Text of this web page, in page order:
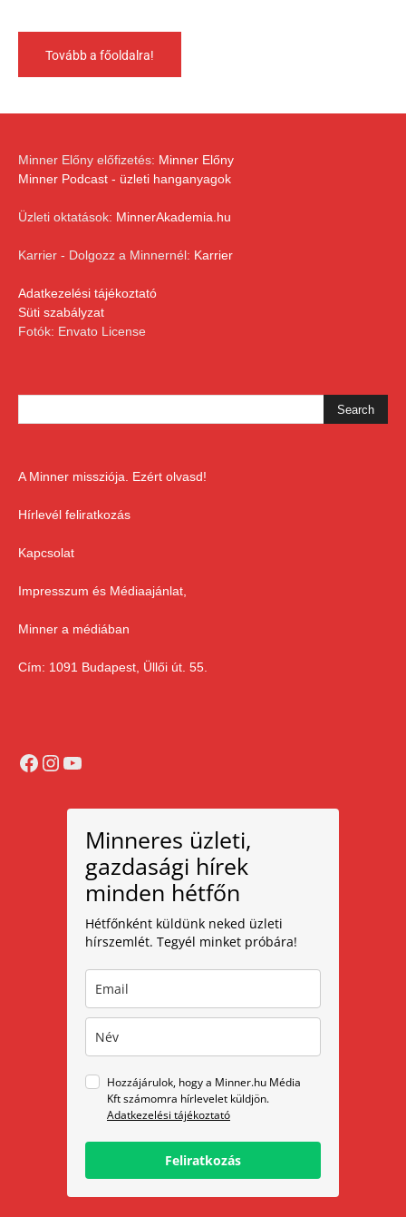
Tovább a főoldalra!
Minner Előny előfizetés: Minner Előny
Minner Podcast - üzleti hanganyagok
Üzleti oktatások: MinnerAkademia.hu
Karrier - Dolgozz a Minnernél: Karrier
Adatkezelési tájékoztató
Süti szabályzat
Fotók: Envato License
A Minner missziója. Ezért olvasd!
Hírlevél feliratkozás
Kapcsolat
Impresszum és Médiaajánlat,
Minner a médiában
Cím: 1091 Budapest, Üllői út. 55.
Facebook
Instagram
YouTube
Minneres üzleti,
gazdasági hírek
minden hétfőn
Hétfőnként küldünk neked üzleti
hírszemlét. Tegyél minket próbára!
Hozzájárulok, hogy a Minner.hu Média
Kft számomra hírlevelet küldjön.
Adatkezelési tájékoztató
Feliratkozás